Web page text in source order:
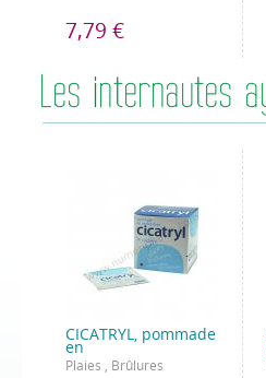
7,79 €
CICATRYL, pommade
en
Plaies , Brûlures